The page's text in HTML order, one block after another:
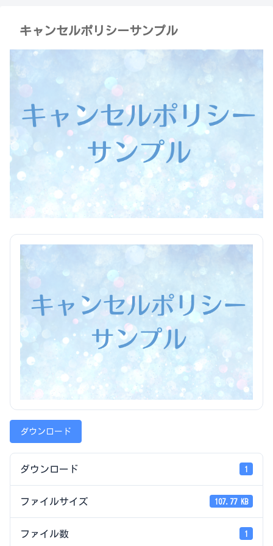
キャンセルポリシーサンプル
ダウンロード
ダウンロード 1
ファイルサイズ 107.77 KB
ファイル数 1